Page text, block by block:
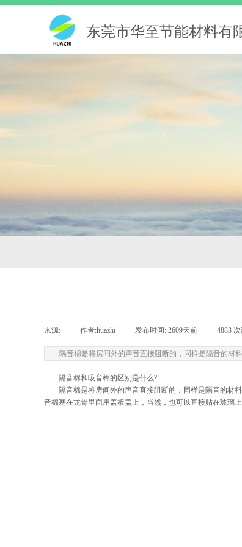
东莞市华至节能材料有
来源: 作者:huazhi 发布时间: 2609天前 4883
隔音棉是将房间外的声音直接阻断的，同样是隔音的材
隔音棉和吸音棉的区别是什么?
隔音棉是将房间外的声音直接阻断的，同样是隔音的材料
音棉塞在龙骨里面用盖板盖上，当然，也可以直接贴在玻璃